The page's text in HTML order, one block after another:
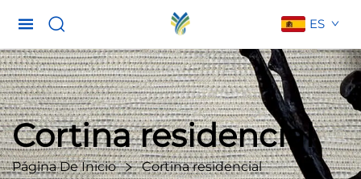
ES
Cortina residencial
Página De Inicio Cortina residencial